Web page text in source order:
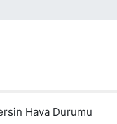
Hava Durumu